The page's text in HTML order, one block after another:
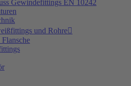
Gewindefittings EN 10242
und Rohre
Flansche